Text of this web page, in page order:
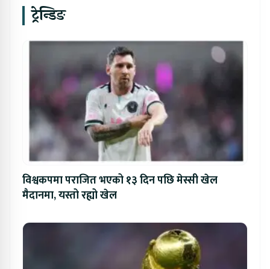
ट्रेन्डिङ
विश्वकपमा पराजित भएको १३ दिन पछि मेस्सी खेल
मैदानमा, यस्तो रह्यो खेल